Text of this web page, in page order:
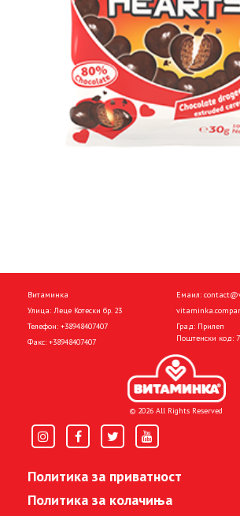
Витаминка
Улица: Леце Котески бр. 23
Телефон: +38948407407
Факс: +38948407407
Емаил:
Град: Прилеп
Поштенски код:
© 2026 All Rights Reserved
Политика за приватност
Политика за колачиња